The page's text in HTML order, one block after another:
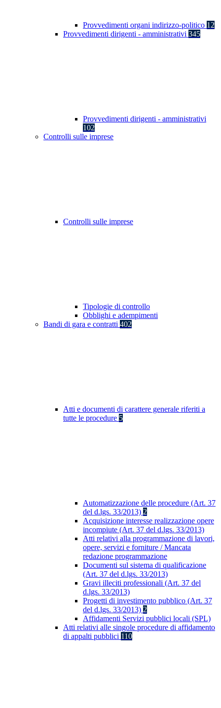
Provvedimenti organi indirizzo-politico 12
Provvedimenti dirigenti - amministrativi 345
Provvedimenti dirigenti - amministrativi
102
Controlli sulle imprese
Controlli sulle imprese
Tipologie di controllo
Obblighi e adempimenti
Bandi di gara e contratti 402
Atti e documenti di carattere generale riferiti a
tutte le procedure 5
Automatizzazione delle procedure (Art. 37
del d.lgs. 33/2013) 2
Acquisizione interesse realizzazione opere
incompiute (Art. 37 del d.lgs. 33/2013)
Atti relativi alla programmazione di lavori,
opere, servizi e forniture / Mancata
redazione programmazione
Documenti sul sistema di qualificazione
(Art. 37 del d.lgs. 33/2013)
Gravi illeciti professionali (Art. 37 del
d.lgs. 33/2013)
Progetti di investimento pubblico (Art. 37
del d.lgs. 33/2013) 2
Affidamenti Servizi pubblici locali (SPL)
Atti relativi alle singole procedure di affidamento
di appalti pubblici 110